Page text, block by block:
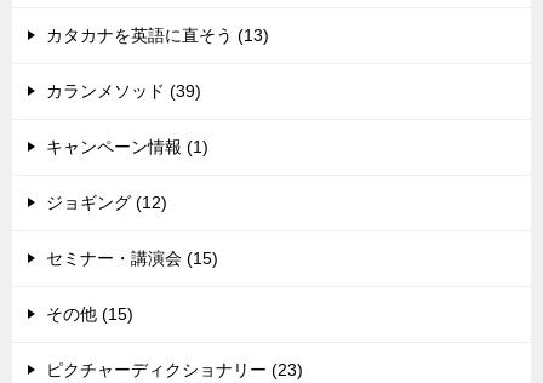
カタカナを英語に直そう (13)
カランメソッド (39)
キャンペーン情報 (1)
ジョギング (12)
セミナー・講演会 (15)
その他 (15)
ピクチャーディクショナリー (23)